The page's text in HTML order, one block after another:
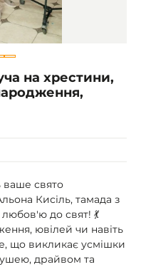
на хрестини,
ваше свято
Кисіль, тамада з
до свят! 💃
ювілей чи навіть
що викликає усмішки
драйвом та